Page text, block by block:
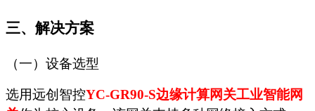
三、解决方案
（一）设备选型
选用远创智控YC-GR90-S边缘计算网关工业智能网